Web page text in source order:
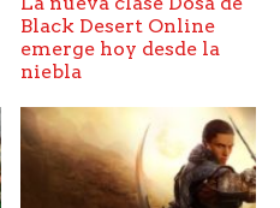
Black Desert Online
emerge hoy desde la
niebla